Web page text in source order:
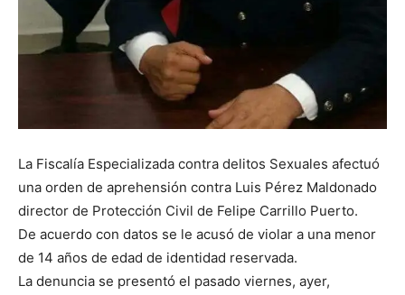
La Fiscalía Especializada contra delitos Sexuales afectuó
una orden de aprehensión contra Luis Pérez Maldonado
director de Protección Civil de Felipe Carrillo Puerto.
De acuerdo con datos se le acusó de violar a una menor
de 14 años de edad de identidad reservada.
La denuncia se presentó el pasado viernes, ayer,